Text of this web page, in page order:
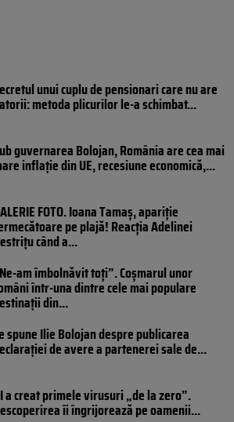
unui cuplu de pensionari care nu are
metoda plicurilor le-a schimbat...
guvernarea Bolojan, România are cea mai
inflație din UE, recesiune economică,...
FOTO. Ioana Tamaş, apariție
pe plajă! Reacția Adelinei
când a...
am îmbolnăvit toți”. Coșmarul unor
într-una dintre cele mai populare
din...
spune Ilie Bolojan despre publicarea
de avere a partenerei sale de...
a creat primele virusuri „de la zero”.
îi îngrijorează pe oamenii...